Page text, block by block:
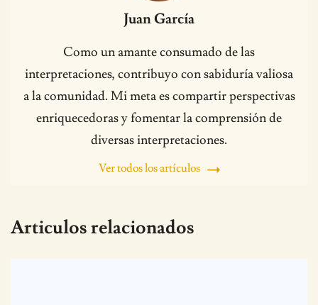
Juan García
Como un amante consumado de las
interpretaciones, contribuyo con sabiduría valiosa
a la comunidad. Mi meta es compartir perspectivas
enriquecedoras y fomentar la comprensión de
diversas interpretaciones.
Ver todos los artículos
Articulos relacionados